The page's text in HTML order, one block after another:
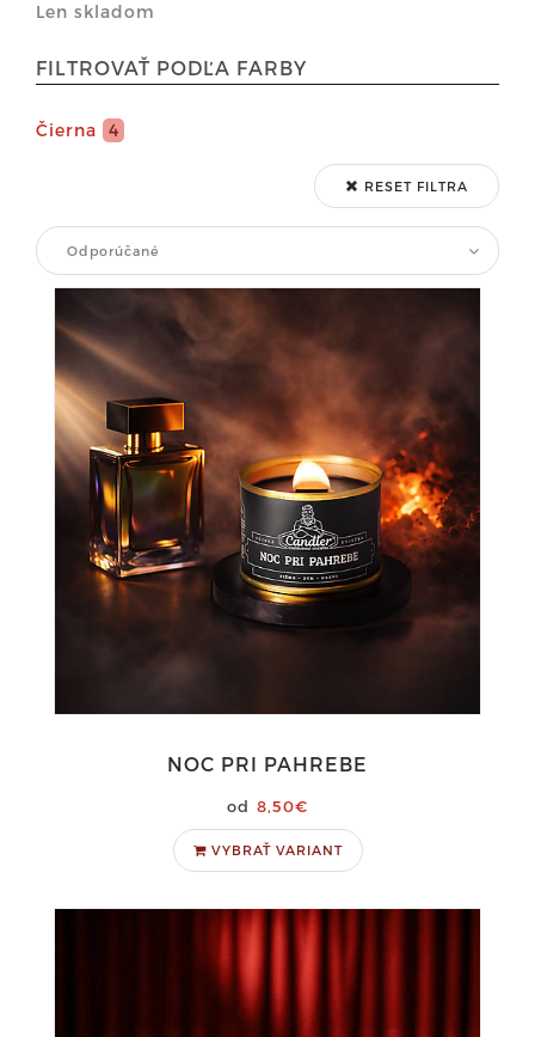
Len skladom
FILTROVAŤ PODĽA FARBY
Čierna 4
RESET FILTRA
Odporúčané
NOC PRI PAHREBE
8,50€
VYBRAŤ VARIANT